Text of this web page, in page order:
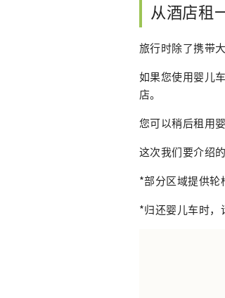
从酒店租
旅行时除了携带
如果您使用婴儿
店。
您可以稍后租用
这次我们要介绍
*部分区域提供轮
*归还婴儿车时，